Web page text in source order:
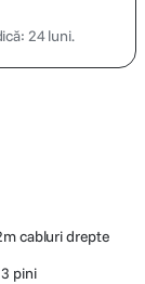
24 luni.
cabluri drepte
pini